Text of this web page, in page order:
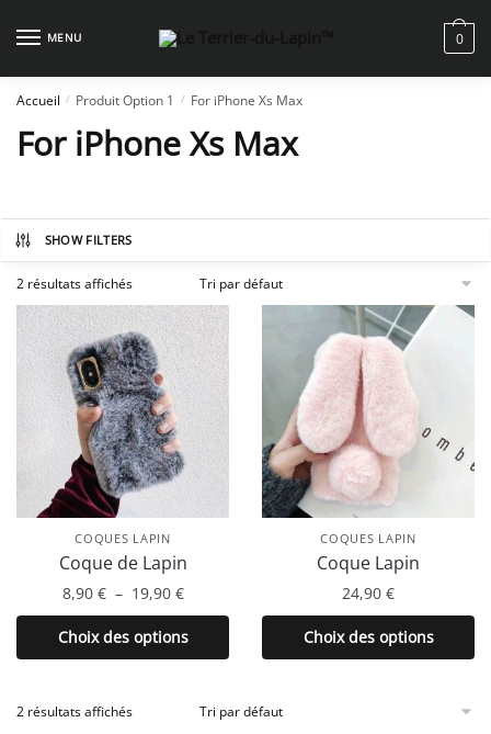
MENU 0
Accueil / Produit Option 1 / For iPhone Xs Max
For iPhone Xs Max
SHOW FILTERS
2 résultats affichés
COQUES LAPIN
Coque de Lapin
8,90 € – 19,90 €Plage
de
prix :
8,90 €
19,90 €
Choix des options
Ce
produit
plusieurs
COQUES LAPIN
Coque Lapin
24,90 €
Choix des options
Ce
produit
2 résultats affichés